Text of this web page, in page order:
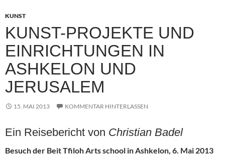
KUNST
KUNST-PROJEKTE UND
EINRICHTUNGEN IN
ASHKELON UND
JERUSALEM
15. MAI 2013 KOMMENTAR HINTERLASSEN
Ein Reisebericht von Christian Badel
Besuch der Beit Tfiloh Arts school in Ashkelon, 6. Mai 2013